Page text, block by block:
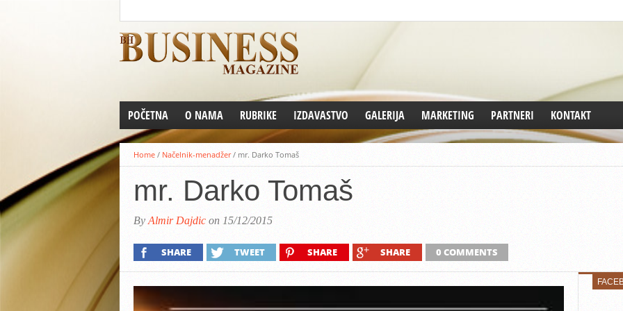
POČETNA O NAMA RUBRIKE IZDAVASTVO GALERIJA MARKETING PARTNERI KONTAKT
Home / Načelnik-menadžer/ mr. Darko Tomaš
mr. Darko Tomaš
By Almir Dajdic on 15/12/2015
SHARE TWEET SHARE SHARE 0 COMMENTS